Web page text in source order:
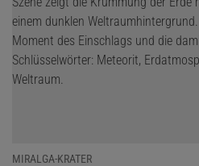
MIRALGA-KRATER